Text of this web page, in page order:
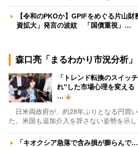
【令和のPKOか】GPIFをめぐる片山
資拡大」発言の波紋 「国債重視」…
森口亮「まるわかり市況分析」
「トレンド転換のスイッ
れ”した市場心理を変える
…
日米両政府が、約28年ぶりとなる円買
た。米国も追加介入を辞さない姿勢を示し
「キオクシア急落で含み損が膨らんで